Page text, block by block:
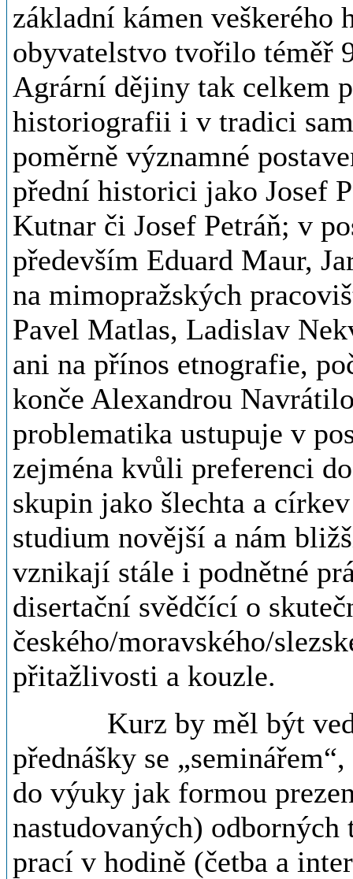
základní kámen veškerého
obyvatelstvo tvořilo téměř
Agrární dějiny tak celkem
historiografii i v tradici
poměrně významné
přední historici jako Josef
Kutnar či Josef Petráň; v
především Eduard Maur,
na mimopražských
Pavel Matlas, Ladislav
ani na přínos etnografie,
konče Alexandrou
problematika ustupuje v
zejména kvůli preferenci
skupin jako šlechta a
studium novější a nám
vznikají stále i podnětné
disertační svědčící o
českého/moravského/
přitažlivosti a kouzle.
Kurz by měl být
přednášky se
do výuky jak formou
nastudovaných)
prací v hodině (četba a